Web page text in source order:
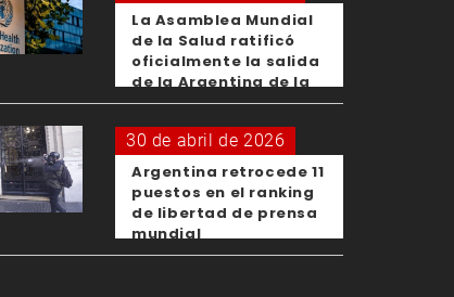
La Asamblea Mundial
de la Salud ratificó
oficialmente la salida
de la Argentina de la
OMS
30 de abril de 2026
Argentina retrocede 11
puestos en el ranking
de libertad de prensa
mundial